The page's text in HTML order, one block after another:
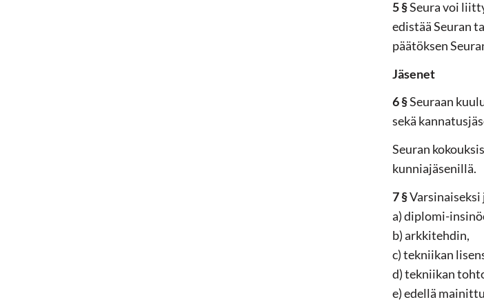
5 §Seura voi
edistää Seuran
päätöksen
Jäsenet
6 §Seuraan
sekä
Seuran
kunniajäsenillä.
7 §Varsinaiseksi
a) diplomi-
b) arkkitehdin,
c) tekniikan
d) tekniikan
e) edellä